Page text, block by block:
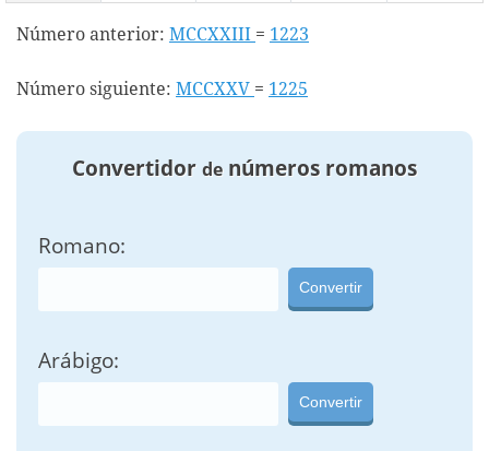
Número anterior: MCCXXIII = 1223
Número siguiente: MCCXXV = 1225
Convertidor de números romanos
Romano:
Convertir
Arábigo:
Convertir